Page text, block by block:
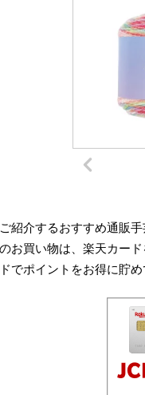
紹介するおすすめ通販
お買い物は、楽天カー
でポイントをお得に貯